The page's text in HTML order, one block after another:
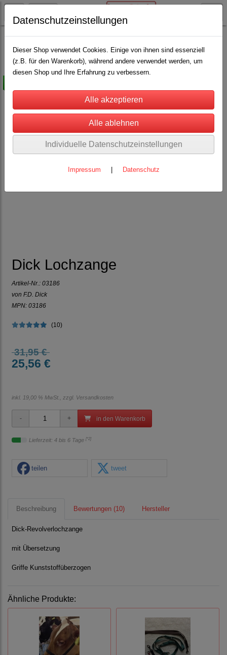
Pferdehaltung Lederpflege(4)
Dick Lochzange
Artikel-Nr.: 03186
von F.D. Dick
MPN: 03186
(10)
31,95 €
25,56 €
inkl. 19,00 % MwSt., zzgl. Versandkosten
in den Warenkorb
Lieferzeit: 4 bis 6 Tage [*2]
teilen tweet
Beschreibung Bewertungen (10) Hersteller
Dick-Revolverlochzange
mit Übersetzung
Griffe Kunststoffüberzogen
Ähnliche Produkte:
Datenschutzeinstellungen
Dieser Shop verwendet Cookies. Einige von ihnen sind essenziell
(z.B. für den Warenkorb), während andere verwendet werden, um
diesen Shop und Ihre Erfahrung zu verbessern.
Individuelle Datenschutzeinstellungen
Impressum Datenschutz